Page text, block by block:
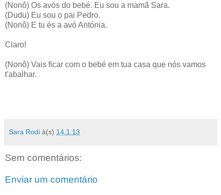
(Nonô) Os avós do bebé. Eu sou a mamã Sara.
(Dudu) Eu sou o pai Pedro.
(Nonô) E tu és a avó Antónia.
Claro!
(Nonô) Vais ficar com o bebé em tua casa que nós vamos
t'abalhar.
Sara Rodi à(s) 14.1.13
Sem comentários:
Enviar um comentário